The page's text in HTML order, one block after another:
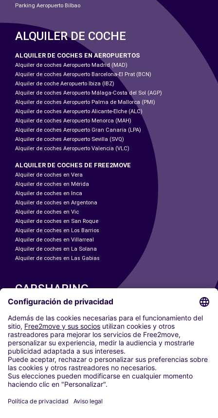
Parking Aeropuerto Bilbao
ALQUILER DE COCHE
ALQUILER DE COCHES EN AEROPUERTOS
Alquiler de coches Aeropuerto Madrid (MAD)
Alquiler de coches Aeropuerto Barcelona-El Prat (BCN)
Alquiler de coche Aeropuerto Ibiza (IBZ)
Alquiler de coches Aeropuerto Málaga-Costa del Sol (AGP)
Alquiler de coches Aeropuerto Palma de Mallorca (PMI)
Alquiler de coches Aeropuerto Alicante-Elche (ALC)
Alquiler de coches Aeropuerto Menorca (MAH)
Alquiler de coches Aeropuerto Gran Canaria (LPA)
Alquiler de coches Aeropuerto Sevilla (SVQ)
Alquiler de coches Aeropuerto Valencia (VLC)
ALQUILER DE COCHES DE FREE2MOVE
Alquiler de coches en Vera
Alquiler de coches en Mérida
Alquiler de coches en Inca
Alquiler de coches en Argentona
Alquiler de coches en Vic
Alquiler de coches en San Roque
Alquiler de coches en Los Barrios
Alquiler de coches en Villarreal
Alquiler de coches en La Solana
Alquiler de coches en Las Gabias
CARSHARING
NUESTRAS CIUDADES
Paris
Madrid
Washington DC
Milán
Roma
Turín
Viena
Berlín
Düsseldorf